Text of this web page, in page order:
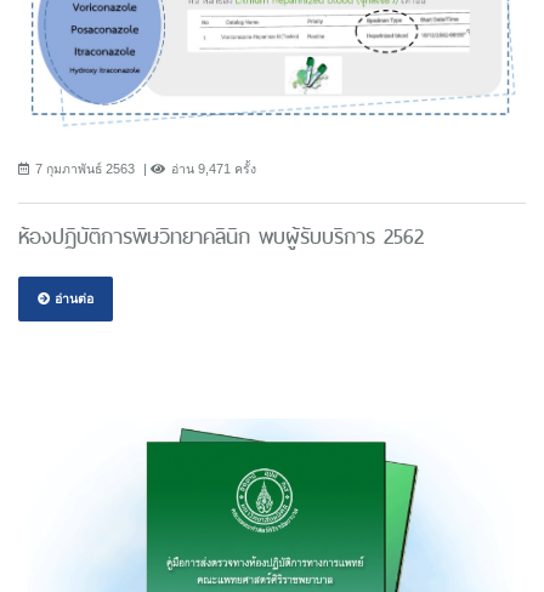
7 กุมภาพันธ์ 2563 อ่าน 9,471 ครั้ง
ห้องปฏิบัติการพิษวิทยาคลินิก พบผู้รับบริการ 2562
อ่านต่อ